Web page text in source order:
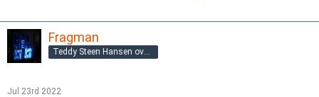
Fragman
Teddy Steen Hansen overgnu@gmail.com
Jul 23rd 2022